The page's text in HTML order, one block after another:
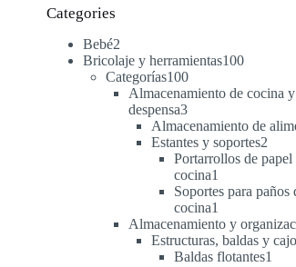
Categories
Bebé2
productos
Bricolaje y herramientas100100
Categorías100100
productos
Almacenamiento de cocina y
despensa33
productos
Almacenamiento de
Estantes y soportes2
Portarrollos de papel
cocina1
producto
Soportes para paños
cocina1
producto
Almacenamiento y
Estructuras, baldas y
Baldas flotantes1